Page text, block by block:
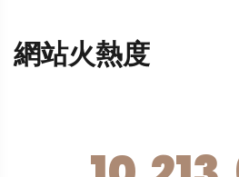
網站火熱度